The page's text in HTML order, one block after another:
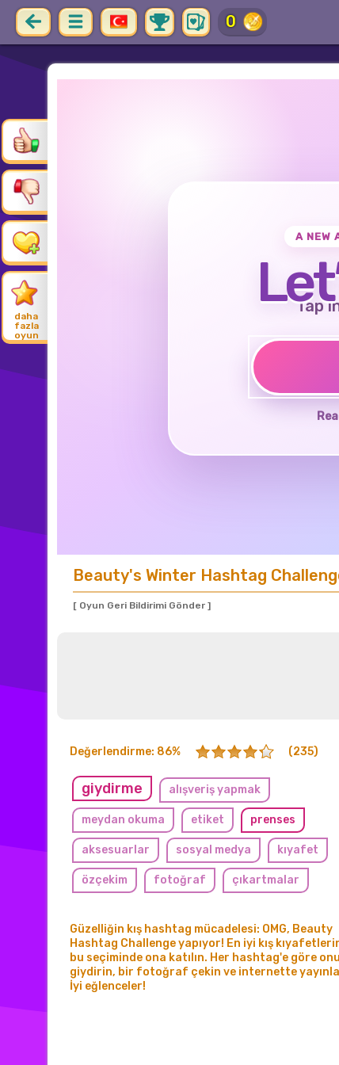
0
daha
fazla
oyun
A NEW
Tap
Beauty's Winter Hashtag
[ Oyun Geri Bildirimi Gönder ]
Değerlendirme: 86% (235)
giydirme alışveriş yapmak
meydan okuma etiket prenses
aksesuarlar sosyal medya kıyafet
özçekim fotoğraf çıkartmalar
güzellik kış yarışma moda
dolap giyim ilham gündelik
Güzelliğin kış hashtag mücadelesi: OMG, Beauty
Hashtag Challenge yapıyor! En iyi kış
bu seçiminde ona katılın. Her hashtag'e göre onu
giydirin, bir fotoğraf çekin ve internette
İyi eğlenceler!